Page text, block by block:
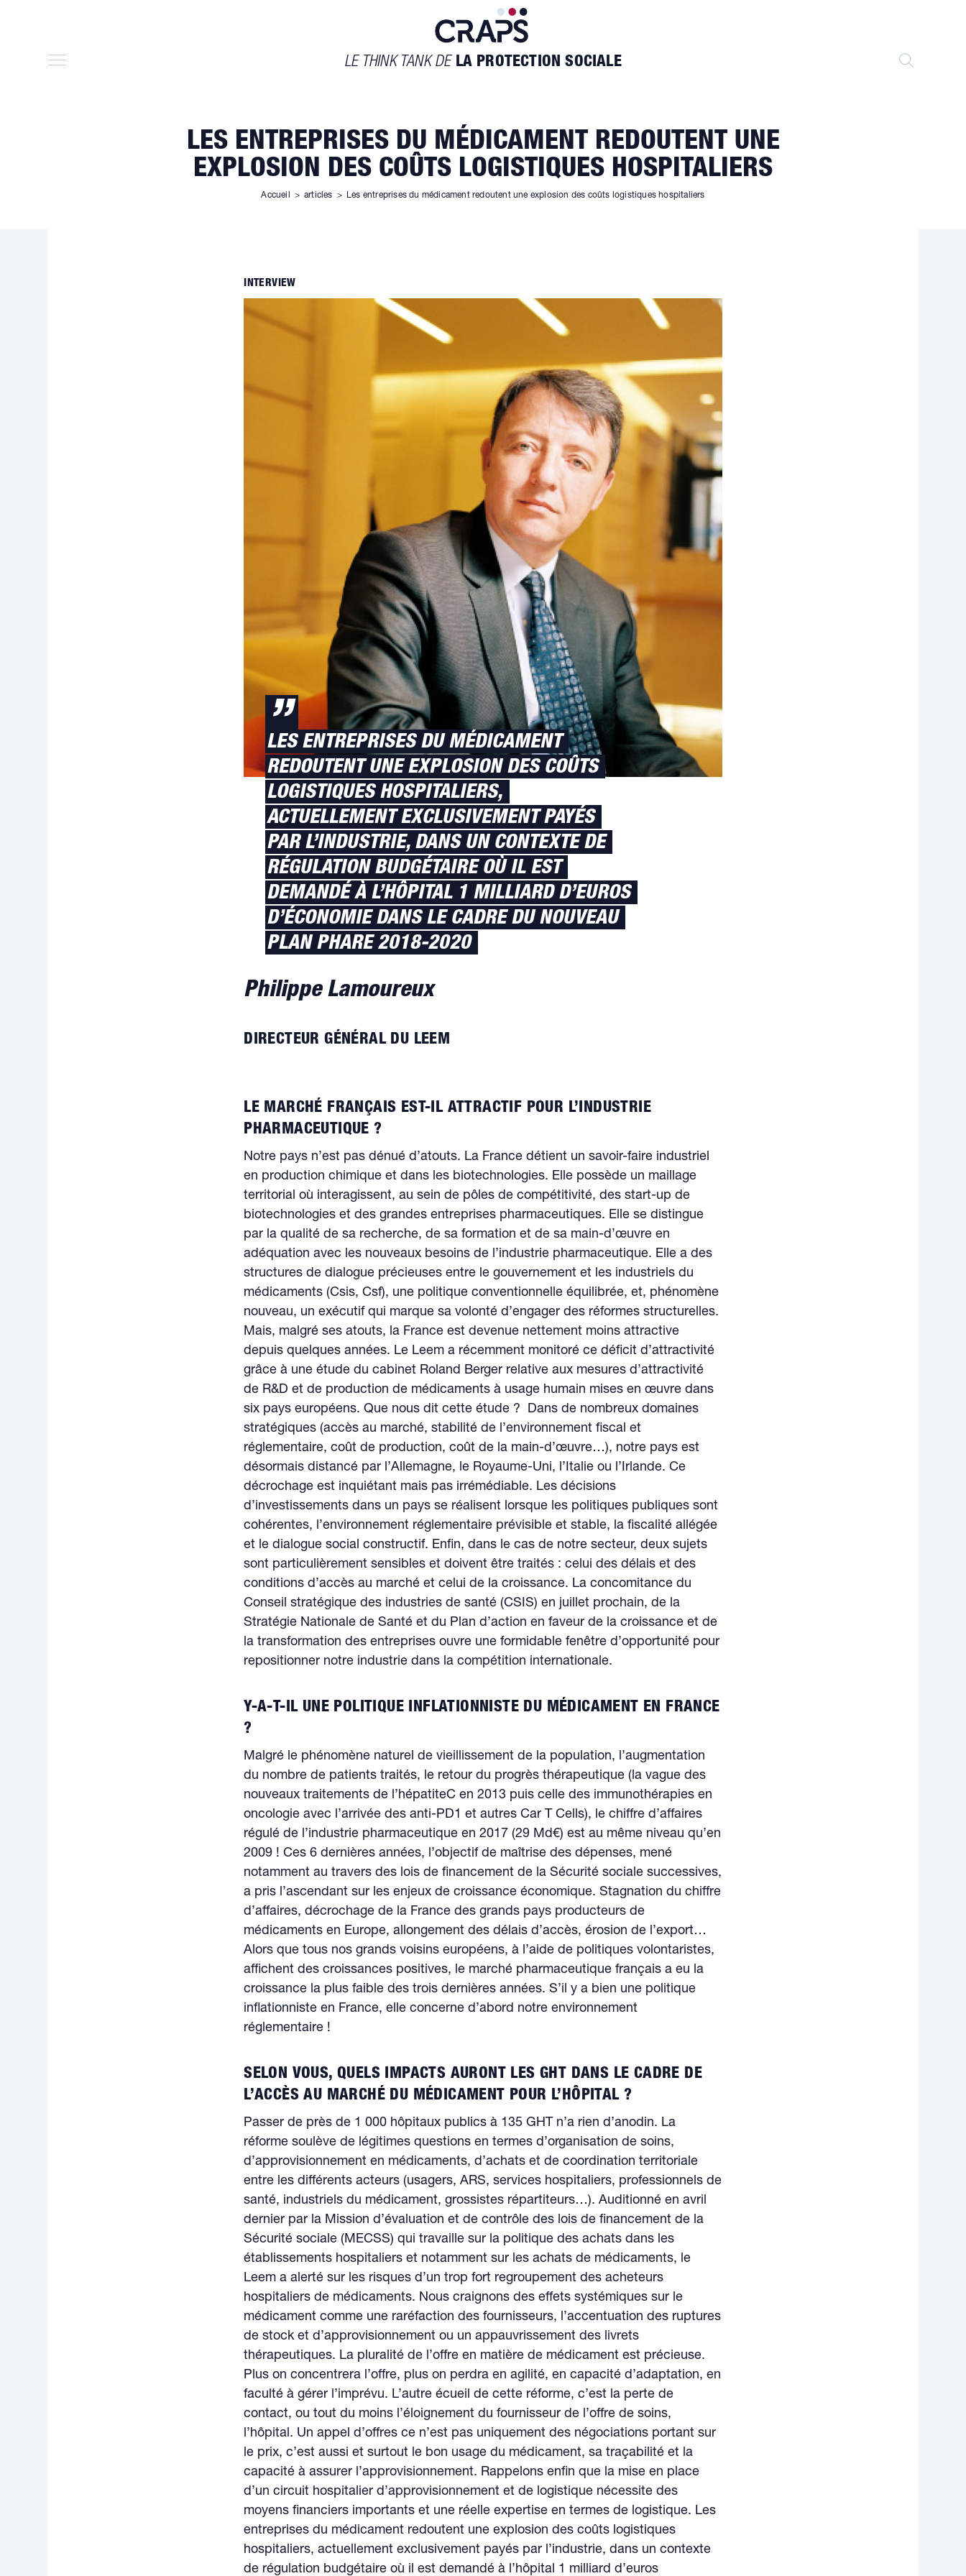
LE THINK TANK DELA PROTECTION SOCIALE TOGGLE
LES ENTREPRISES DU MÉDICAMENT REDOUTENT UNE
EXPLOSION DES COÛTS LOGISTIQUES HOSPITALIERS
Accueil > articles > Les entreprises du médicament redoutent une explosion des coûts logistiques hospitaliers
INTERVIEW
”
LES ENTREPRISES DU MÉDICAMENT
REDOUTENT UNE EXPLOSION DES COÛTS
LOGISTIQUES HOSPITALIERS,
ACTUELLEMENT EXCLUSIVEMENT PAYÉS
PAR L’INDUSTRIE, DANS UN CONTEXTE DE
RÉGULATION BUDGÉTAIRE OÙ IL EST
DEMANDÉ À L’HÔPITAL 1 MILLIARD D’EUROS
D’ÉCONOMIE DANS LE CADRE DU NOUVEAU
PLAN PHARE 2018-2020
Philippe Lamoureux
DIRECTEUR GÉNÉRAL DU LEEM
LE MARCHÉ FRANÇAIS EST-IL ATTRACTIF POUR L’INDUSTRIE
PHARMACEUTIQUE ?
Notre pays n’est pas dénué d’atouts. La France détient un savoir-faire industriel
en production chimique et dans les biotechnologies. Elle possède un maillage
territorial où interagissent, au sein de pôles de compétitivité, des start-up de
biotechnologies et des grandes entreprises pharmaceutiques. Elle se distingue
par la qualité de sa recherche, de sa formation et de sa main-d’œuvre en
adéquation avec les nouveaux besoins de l’industrie pharmaceutique. Elle a des
structures de dialogue précieuses entre le gouvernement et les industriels du
médicaments (Csis, Csf), une politique conventionnelle équilibrée, et, phénomène
nouveau, un exécutif qui marque sa volonté d’engager des réformes structurelles.
Mais, malgré ses atouts, la France est devenue nettement moins attractive
depuis quelques années. Le Leem a récemment monitoré ce déficit d’attractivité
grâce à une étude du cabinet Roland Berger relative aux mesures d’attractivité
de R&D et de production de médicaments à usage humain mises en œuvre dans
six pays européens. Que nous dit cette étude ? Dans de nombreux domaines
stratégiques (accès au marché, stabilité de l’environnement fiscal et
réglementaire, coût de production, coût de la main-d’œuvre…), notre pays est
désormais distancé par l’Allemagne, le Royaume-Uni, l’Italie ou l’Irlande. Ce
décrochage est inquiétant mais pas irrémédiable. Les décisions
d’investissements dans un pays se réalisent lorsque les politiques publiques sont
cohérentes, l’environnement réglementaire prévisible et stable, la fiscalité allégée
et le dialogue social constructif. Enfin, dans le cas de notre secteur, deux sujets
sont particulièrement sensibles et doivent être traités : celui des délais et des
conditions d’accès au marché et celui de la croissance. La concomitance du
Conseil stratégique des industries de santé (CSIS) en juillet prochain, de la
Stratégie Nationale de Santé et du Plan d’action en faveur de la croissance et de
la transformation des entreprises ouvre une formidable fenêtre d’opportunité pour
repositionner notre industrie dans la compétition internationale.
Y-A-T-IL UNE POLITIQUE INFLATIONNISTE DU MÉDICAMENT EN FRANCE
?
Malgré le phénomène naturel de vieillissement de la population, l’augmentation
du nombre de patients traités, le retour du progrès thérapeutique (la vague des
nouveaux traitements de l’hépatiteC en 2013 puis celle des immunothérapies en
oncologie avec l’arrivée des anti-PD1 et autres Car T Cells), le chiffre d’affaires
régulé de l’industrie pharmaceutique en 2017 (29 Md€) est au même niveau qu’en
2009 ! Ces 6 dernières années, l’objectif de maîtrise des dépenses, mené
notamment au travers des lois de financement de la Sécurité sociale successives,
a pris l’ascendant sur les enjeux de croissance économique. Stagnation du chiffre
d’affaires, décrochage de la France des grands pays producteurs de
médicaments en Europe, allongement des délais d’accès, érosion de l’export…
Alors que tous nos grands voisins européens, à l’aide de politiques volontaristes,
affichent des croissances positives, le marché pharmaceutique français a eu la
croissance la plus faible des trois dernières années. S’il y a bien une politique
inflationniste en France, elle concerne d’abord notre environnement
réglementaire !
SELON VOUS, QUELS IMPACTS AURONT LES GHT DANS LE CADRE DE
L’ACCÈS AU MARCHÉ DU MÉDICAMENT POUR L’HÔPITAL ?
Passer de près de 1 000 hôpitaux publics à 135 GHT n’a rien d’anodin. La
réforme soulève de légitimes questions en termes d’organisation de soins,
d’approvisionnement en médicaments, d’achats et de coordination territoriale
entre les différents acteurs (usagers, ARS, services hospitaliers, professionnels de
santé, industriels du médicament, grossistes répartiteurs…). Auditionné en avril
dernier par la Mission d’évaluation et de contrôle des lois de financement de la
Sécurité sociale (MECSS) qui travaille sur la politique des achats dans les
établissements hospitaliers et notamment sur les achats de médicaments, le
Leem a alerté sur les risques d’un trop fort regroupement des acheteurs
hospitaliers de médicaments. Nous craignons des effets systémiques sur le
médicament comme une raréfaction des fournisseurs, l’accentuation des ruptures
de stock et d’approvisionnement ou un appauvrissement des livrets
thérapeutiques. La pluralité de l’offre en matière de médicament est précieuse.
Plus on concentrera l’offre, plus on perdra en agilité, en capacité d’adaptation, en
faculté à gérer l’imprévu. L’autre écueil de cette réforme, c’est la perte de
contact, ou tout du moins l’éloignement du fournisseur de l’offre de soins,
l’hôpital. Un appel d’offres ce n’est pas uniquement des négociations portant sur
le prix, c’est aussi et surtout le bon usage du médicament, sa traçabilité et la
capacité à assurer l’approvisionnement. Rappelons enfin que la mise en place
d’un circuit hospitalier d’approvisionnement et de logistique nécessite des
moyens financiers importants et une réelle expertise en termes de logistique. Les
entreprises du médicament redoutent une explosion des coûts logistiques
hospitaliers, actuellement exclusivement payés par l’industrie, dans un contexte
de régulation budgétaire où il est demandé à l’hôpital 1 milliard d’euros